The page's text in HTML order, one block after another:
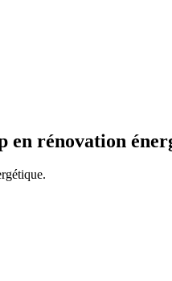
en rénovation